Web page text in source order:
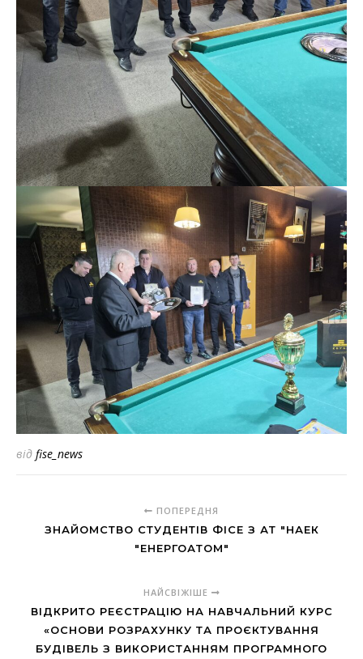
від fise_news
ПОПЕРЕДНЯ
ЗНАЙОМСТВО СТУДЕНТІВ ФІСЕ З АТ "НАЕК
"ЕНЕРГОАТОМ"
НАЙСВІЖІШЕ
ВІДКРИТО РЕЄСТРАЦІЮ НА НАВЧАЛЬНИЙ КУРС
«ОСНОВИ РОЗРАХУНКУ ТА ПРОЄКТУВАННЯ
БУДІВЕЛЬ З ВИКОРИСТАННЯМ ПРОГРАМНОГО